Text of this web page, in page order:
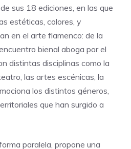
sus 18 ediciones, en las que
estéticas, colores, y
en el arte flamenco: de la
bienal aboga por el
distintas disciplinas como la
las artes escénicas, la
los distintos géneros,
que han surgido a
paralela, propone una